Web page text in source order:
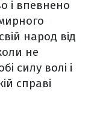
і впевнено
народ від
не
силу волі і
справі